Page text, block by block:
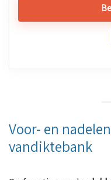
Voor- en
vandiktebank